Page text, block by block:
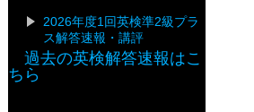
2026年度1回英検準2級プラ
ス解答速報・講評
過去の英検解答速報はこ
ちら